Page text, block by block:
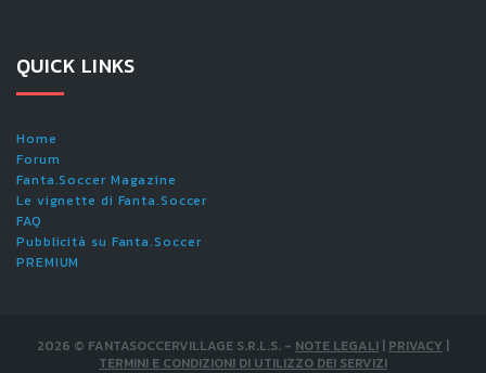
QUICK LINKS
Home
Forum
Fanta.Soccer Magazine
Le vignette di Fanta.Soccer
FAQ
Pubblicità su Fanta.Soccer
PREMIUM
2026 © FANTASOCCERVILLAGE S.R.L.S. - NOTE LEGALI | PRIVACY |
TERMINI E CONDIZIONI DI UTILIZZO DEI SERVIZI